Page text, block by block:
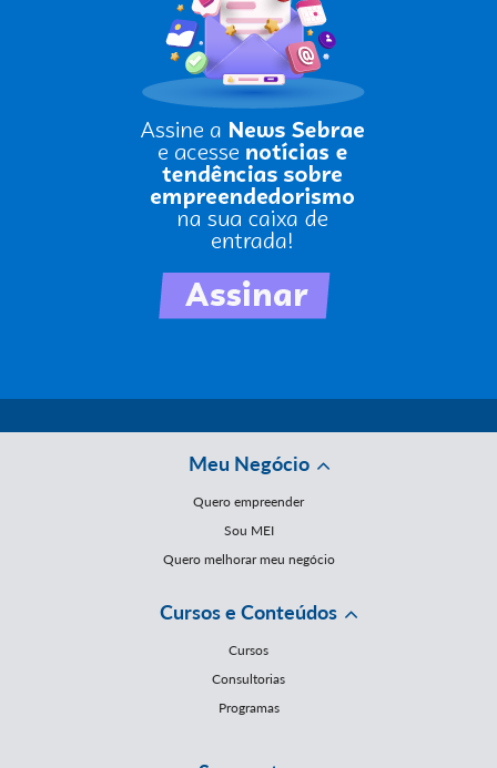
Meu Negócio
Quero empreender
Sou MEI
Quero melhorar meu negócio
Cursos e Conteúdos
Cursos
Consultorias
Programas